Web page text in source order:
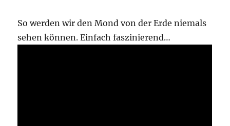
So werden wir den Mond von der Erde niemals
sehen können. Einfach faszinierend…